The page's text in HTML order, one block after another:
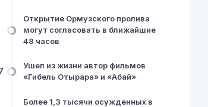
Открытие Ормузского пролива
могут согласовать в ближайшие
48 часов
Ушел из жизни автор фильмов
«Гибель Отырара» и «Абай»
Более 1,3 тысячи осужденных в